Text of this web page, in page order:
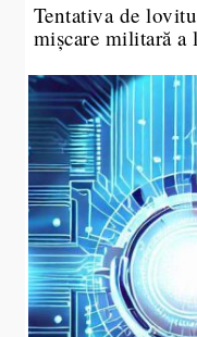
Tentativa de
mișcare militară